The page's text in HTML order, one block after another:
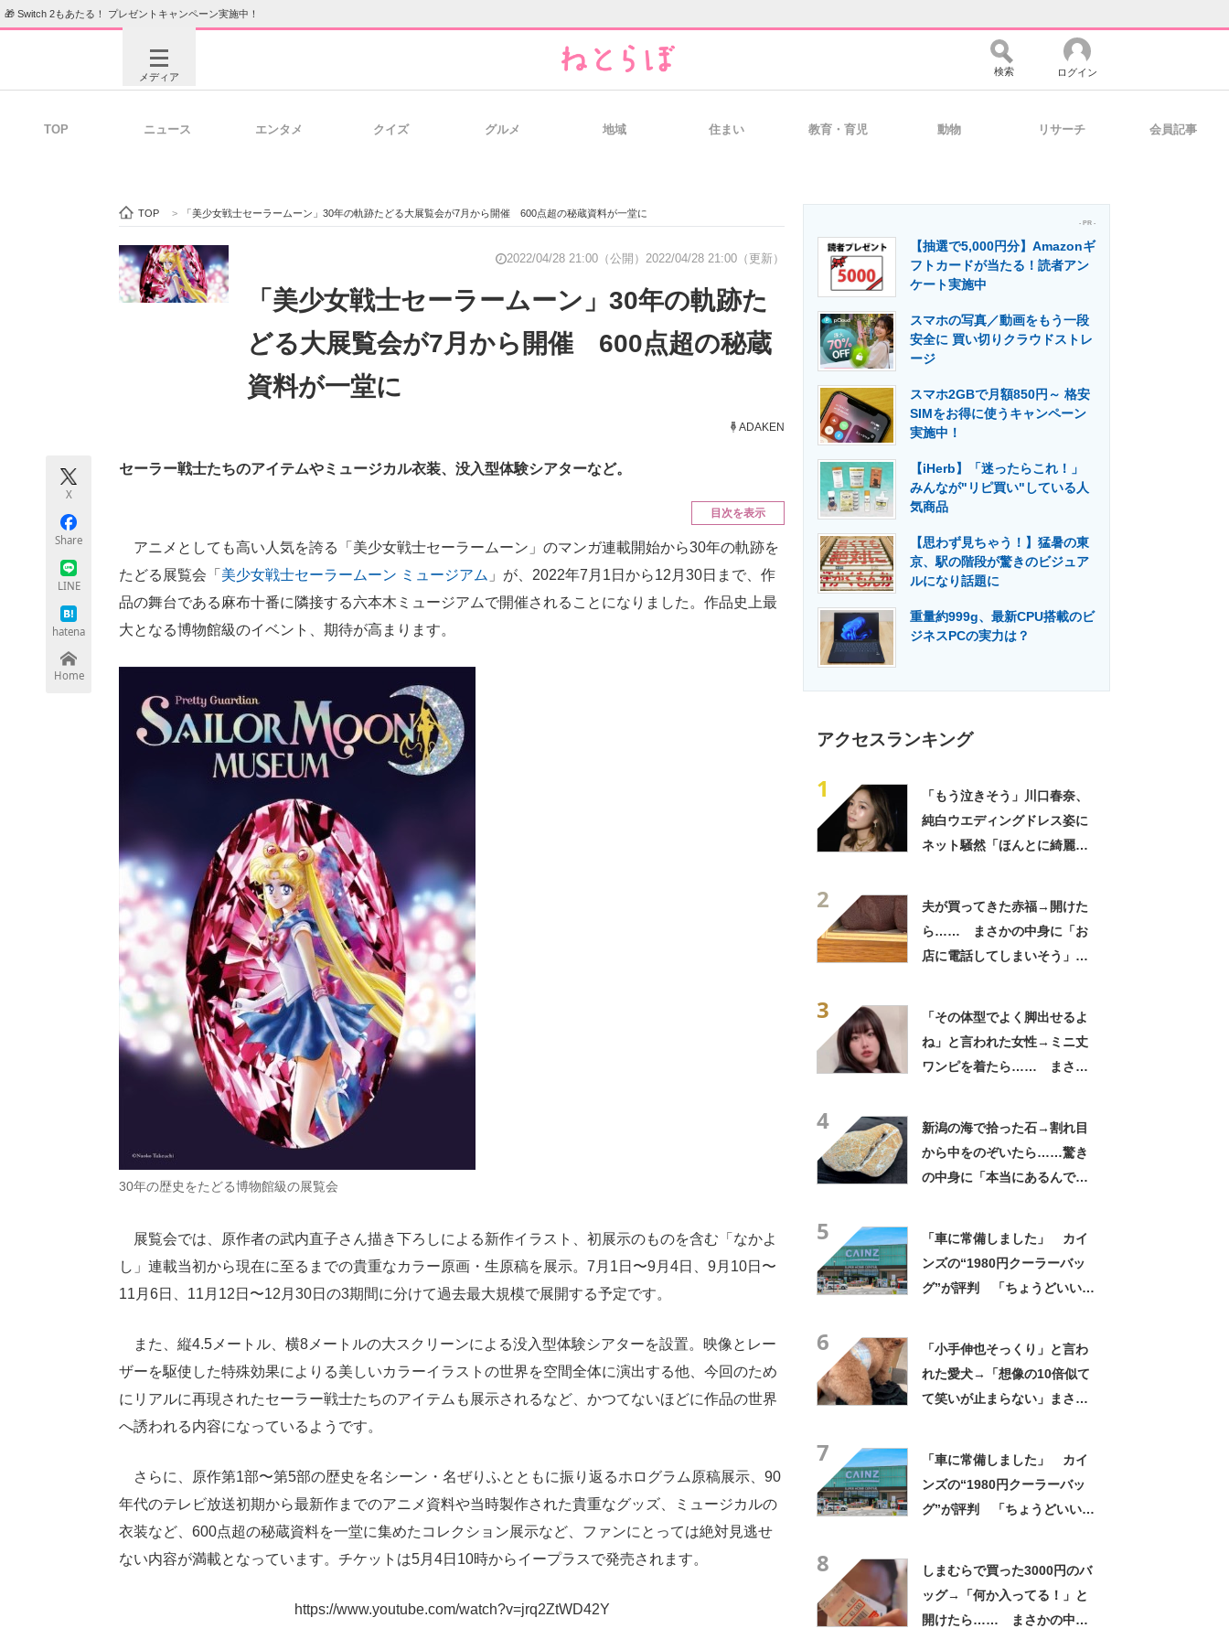
🎁 Switch 2もあたる！ プレゼントキャンペーン実施中！
メディア
ビジネスと働き方のヒント 経営リーダーのコミュニティ マーケ×ITの今がよく分かる
ITエンジニア向け専門サイト 企業向けIT製品の総合サイト IT製品の技術・比較・事例 製造業のIT導入・活用を支援
エネルギーの専門メディア 建設×テクノロジーの最前線
検索 ログイン
TOP ニュース エンタメ クイズ グルメ 地域 住まい 教育・育児 動物 リサーチ 会員記事
TOP > 「美少女戦士セーラームーン」30年の軌跡たどる大展覧会が7月から開催 600点超の秘蔵資料が一堂に
2022/04/28 21:00（公開） 2022/04/28 21:00（更新）
「美少女戦士セーラームーン」30年の軌跡た
どる大展覧会が7月から開催 600点超の秘蔵
資料が一堂に
ADAKEN
X
Share
LINE
hatena
Home
セーラー戦士たちのアイテムやミュージカル衣装、没入型体験シアターなど。
目次を表示
アニメとしても高い人気を誇る「美少女戦士セーラームーン」のマンガ連載開始から30年の軌跡を
たどる展覧会「 美少女戦士セーラームーン ミュージアム 」が、2022年7月1日から12月30日まで、作
品の舞台である麻布十番に隣接する六本木ミュージアムで開催されることになりました。作品史上最
大となる博物館級のイベント、期待が高まります。
30年の歴史をたどる博物館級の展覧会
展覧会では、原作者の武内直子さん描き下ろしによる新作イラスト、初展示のものを含む「なかよ
し」連載当初から現在に至るまでの貴重なカラー原画・生原稿を展示。7月1日〜9月4日、9月10日〜
11月6日、11月12日〜12月30日の3期間に分けて過去最大規模で展開する予定です。
また、縦4.5メートル、横8メートルの大スクリーンによる没入型体験シアターを設置。映像とレー
ザーを駆使した特殊効果によりる美しいカラーイラストの世界を空間全体に演出する他、今回のため
にリアルに再現されたセーラー戦士たちのアイテムも展示されるなど、かつてないほどに作品の世界
へ誘われる内容になっているようです。
さらに、原作第1部〜第5部の歴史を名シーン・名ぜりふとともに振り返るホログラム原稿展示、90
年代のテレビ放送初期から最新作までのアニメ資料や当時製作された貴重なグッズ、ミュージカルの
衣装など、600点超の秘蔵資料を一堂に集めたコレクション展示など、ファンにとっては絶対見逃せ
ない内容が満載となっています。チケットは5月4日10時からイープラスで発売されます。
https://www.youtube.com/watch?v=jrq2ZtWD42Y
- PR -
【抽選で5,000円分】Amazonギ
フトカードが当たる！読者アン
ケート実施中
スマホの写真／動画をもう一段
安全に 買い切りクラウドストレ
ージ
スマホ2GBで月額850円～ 格安
SIMをお得に使うキャンペーン
実施中！
【iHerb】「迷ったらこれ！」
みんなが"リピ買い"している人
気商品
【思わず見ちゃう！】猛暑の東
京、駅の階段が驚きのビジュア
ルになり話題に
重量約999g、最新CPU搭載のビ
ジネスPCの実力は？
アクセスランキング
1
「もう泣きそう」川口春奈、
純白ウエディングドレス姿に
ネット騒然「ほんとに綺麗」
2
夫が買ってきた赤福→開けた
ら…… まさかの中身に「お
店に電話してしまいそう」
3
「その体型でよく脚出せるよ
ね」と言われた女性→ミニ丈
ワンピを着たら…… まさか
4
新潟の海で拾った石→割れ目
から中をのぞいたら……驚き
の中身に「本当にあるんです
5
「車に常備しました」 カイ
ンズの“1980円クーラーバッ
グ”が評判 「ちょうどいい大
6
「小手伸也そっくり」と言わ
れた愛犬→「想像の10倍似て
て笑いが止まらない」まさか
7
「車に常備しました」 カイ
ンズの“1980円クーラーバッ
グ”が評判 「ちょうどいい大
8
しまむらで買った3000円のバ
ッグ→「何か入ってる！」と
開けたら…… まさかの中身